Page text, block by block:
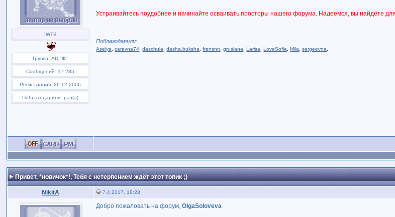
IWTB
Группа: АЦ "Ф"
Сообщений: 17 285
Регистрация: 26.12.2006
Поблагодарили: раз(а)
Устраивайтесь поудобнее и начинайте осваивать просторы нашего форума. Надеемся, вы найдёте
Поблагодарили:
Aselya ,carevna74 ,daschula ,dasha.buksha ,frensnn ,gruslana ,Larisa ,LoveSofia ,Mila ,sergeevna
Привет, *новичок*!, Тебя с нетерпением ждёт этот топик ;)
NikitA 7.4.2017, 18:28
Добро пожаловать на форум,OlgaSoloveva